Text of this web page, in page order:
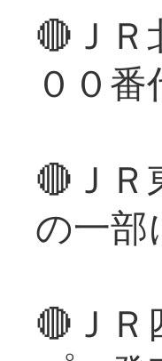
🔴ＪＲ
００
🔴ＪＲ
の一部
🔴ＪＲ